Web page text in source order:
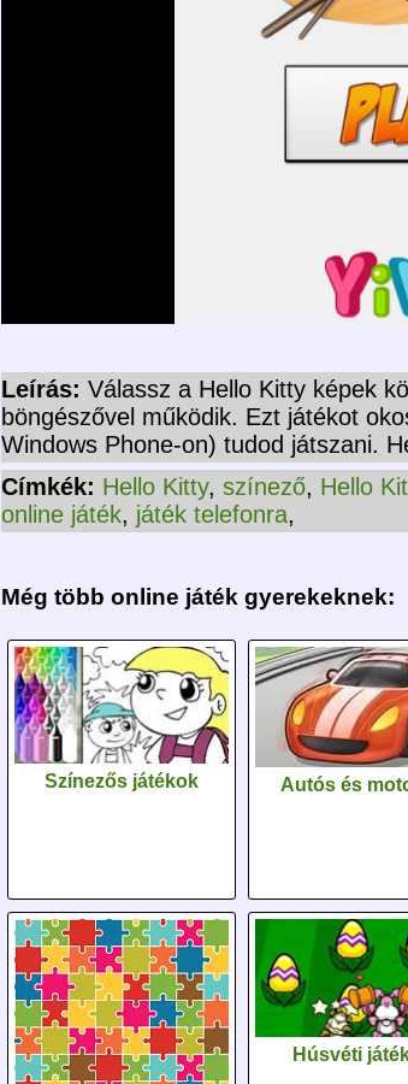
Leírás: Válassz a Hello Kitty képek
böngészővel működik. Ezt játékot
Windows Phone-on) tudod játszani.
Címkék: Hello Kitty, színező, Hello
online játék, játék telefonra,
Még több online játék gyerekeknek:
Színezős játékok Autós és
Húsvéti